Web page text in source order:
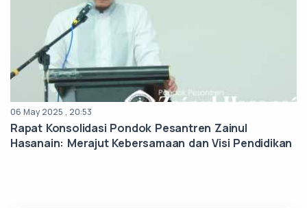
06 May 2025 , 20:53
Rapat Konsolidasi Pondok Pesantren Zainul
Hasanain: Merajut Kebersamaan dan Visi Pendidikan